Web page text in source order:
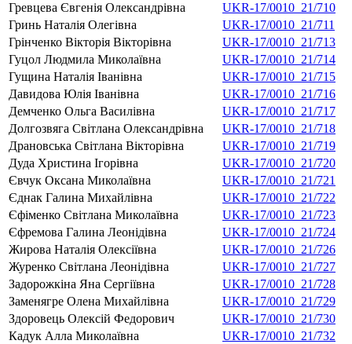
Гревцева Євгенія Олександрівна
UKR-17/0010_21/710
Гринь Наталія Олегівна
UKR-17/0010_21/711
Грінченко Вікторія Вікторівна
UKR-17/0010_21/713
Гуцол Людмила Миколаївна
UKR-17/0010_21/714
Гущина Наталія Іванівна
UKR-17/0010_21/715
Давидова Юлія Іванівна
UKR-17/0010_21/716
Демченко Ольга Василівна
UKR-17/0010_21/717
Долгозвяга Світлана Олександрівна
UKR-17/0010_21/718
Драновська Світлана Вікторівна
UKR-17/0010_21/719
Дуда Христина Ігорівна
UKR-17/0010_21/720
Євчук Оксана Миколаївна
UKR-17/0010_21/721
Єднак Галина Михайлівна
UKR-17/0010_21/722
Єфіменко Світлана Миколаївна
UKR-17/0010_21/723
Єфремова Галина Леонідівна
UKR-17/0010_21/724
Жирова Наталія Олексіївна
UKR-17/0010_21/726
Журенко Світлана Леонідівна
UKR-17/0010_21/727
Задорожкіна Яна Сергіївна
UKR-17/0010_21/728
Заменягре Олена Михайлівна
UKR-17/0010_21/729
Здоровець Олексій Федорович
UKR-17/0010_21/730
Кадук Алла Миколаївна
UKR-17/0010_21/732